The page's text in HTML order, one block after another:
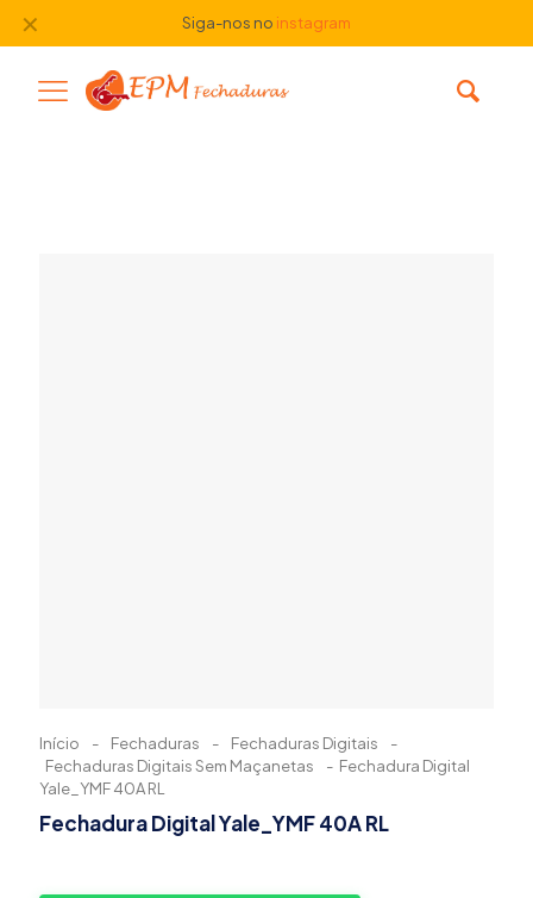
Siga-nos no instagram
✕
Início - Fechaduras - Fechaduras Digitais
-
Fechaduras Digitais Sem Maçanetas
- Fechadura Digital
Yale_YMF 40A RL
Fechadura Digital Yale_YMF 40A RL